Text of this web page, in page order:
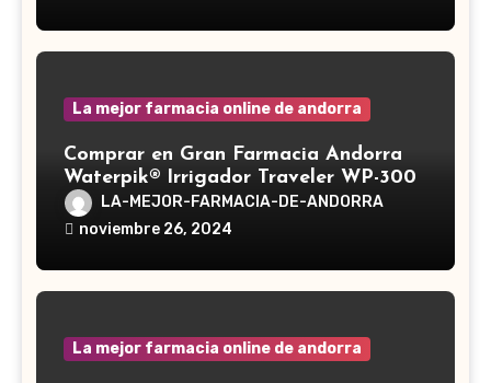
en la medicina tradicional asiática
La mejor farmacia online de andorra
Comprar en Gran Farmacia Andorra
Waterpik® Irrigador Traveler WP-300
LA-MEJOR-FARMACIA-DE-ANDORRA
noviembre 26, 2024
La mejor farmacia online de andorra